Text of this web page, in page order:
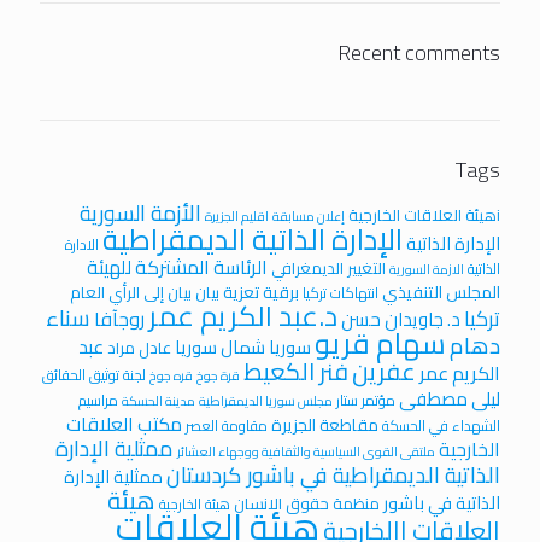
Recent comments
Tags
iهيئة العلاقات الخارجية إعلان مسابقة اقليم الجزيرة الأزمة السورية
الإدارة الذاتيةالإدارة الذاتية الديمقراطيةالادارة
الذاتية الازمة السوريةالتغيير الديمغرافي الرئاسة المشتركة للهيئة
المجلس التنفيذيانتهاكات تركيا برقية تعزيةبيان بيان إلى الرأي العام
تركياد. جاويدان حسند.عبد الكريم عمرروجآفاسناء
دهامسهام قريوسورياشمال سورياعادل مرادعبد
الكريم عمرعفرينفنر الكعيط قرة جوخ قره جوخ لجنة توثيق الحقائق
ليلى مصطفىمؤتمر ستار مجلس سوريا الديمقراطية مدينة الحسكة مراسيم
الشهداء في الحسكةمقاطعة الجزيرةمقاومة العصرمكتب العلاقات
الخارجية ملتقى القوى السياسية والثقافية ووجهاء العشائر ممثلية الإدارة
الذاتية الديمقراطية في باشور كردستانممثلية الإدارة
الذاتية في باشور منظمة حقوق الانسان هيئة الخارجية هيئة
العلاقات االخارجيةهيئة العلاقات